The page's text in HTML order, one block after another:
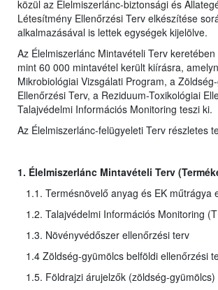
közül az Élelmiszerlánc-biztonsági és
Létesítmény Ellenőrzési Terv elkészítése
alkalmazásával is lettek egységek kijelölve.
Az Élelmiszerlánc Mintavételi Terv
mint 60 000 mintavétel került kiírásra,
Mikrobiológiai Vizsgálati Program, a
Ellenőrzési Terv, a Reziduum-Toxikológiai
Talajvédelmi Információs Monitoring teszi ki.
Az Élelmiszerlánc-felügyeleti Terv részletes
1. Élelmiszerlánc Mintavételi Terv
1.1. Termésnövelő anyag és EK műtrágya
1.2. Talajvédelmi Információs Monitoring
1.3. Növényvédőszer ellenőrzési terv
1.4 Zöldség-gyümölcs belföldi ellenőrzési
1.5. Földrajzi árujelzők (zöldség-